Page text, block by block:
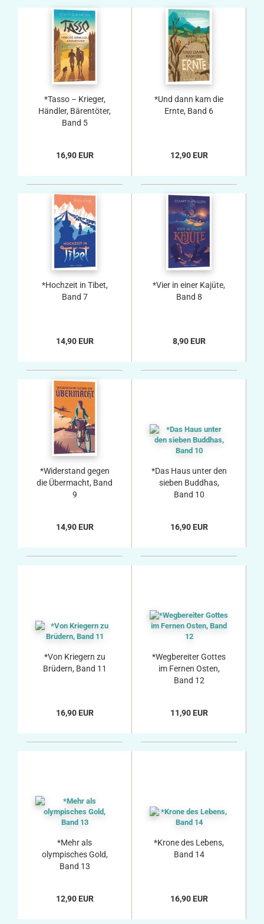
*Tasso – Krieger,
Händler, Bärentöter,
Band 5
16,90 EUR
*Und dann kam die
Ernte, Band 6
12,90 EUR
*Hochzeit in Tibet,
Band 7
14,90 EUR
*Vier in einer Kajüte,
Band 8
8,90 EUR
*Widerstand gegen
die Übermacht, Band
9
14,90 EUR
*Das Haus unter den
sieben Buddhas,
Band 10
16,90 EUR
*Von Kriegern zu
Brüdern, Band 11
16,90 EUR
*Wegbereiter Gottes
im Fernen Osten,
Band 12
11,90 EUR
*Mehr als
olympisches Gold,
Band 13
12,90 EUR
*Krone des Lebens,
Band 14
16,90 EUR